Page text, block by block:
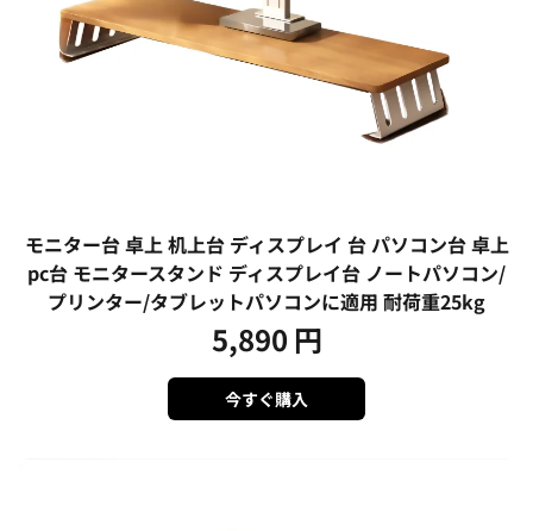
モニター台 卓上 机上台 ディスプレイ 台 パソコン台 卓上
pc台 モニタースタンド ディスプレイ台 ノートパソコン/
プリンター/タブレットパソコンに適用 耐荷重25kg
5,890 円
今すぐ購入